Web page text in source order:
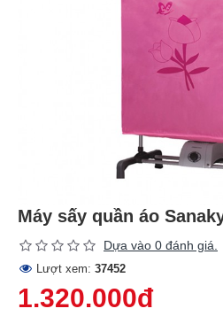
Máy sấy quần áo
Dựa vào 0 đánh giá.
Lượt xem: 37452
1.320.000đ